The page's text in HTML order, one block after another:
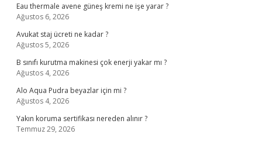
Eau thermale avene güneş kremi ne işe yarar ?
Ağustos 6, 2026
Avukat staj ücreti ne kadar ?
Ağustos 5, 2026
B sınıfı kurutma makinesi çok enerji yakar mı ?
Ağustos 4, 2026
Alo Aqua Pudra beyazlar için mi ?
Ağustos 4, 2026
Yakın koruma sertifikası nereden alınır ?
Temmuz 29, 2026